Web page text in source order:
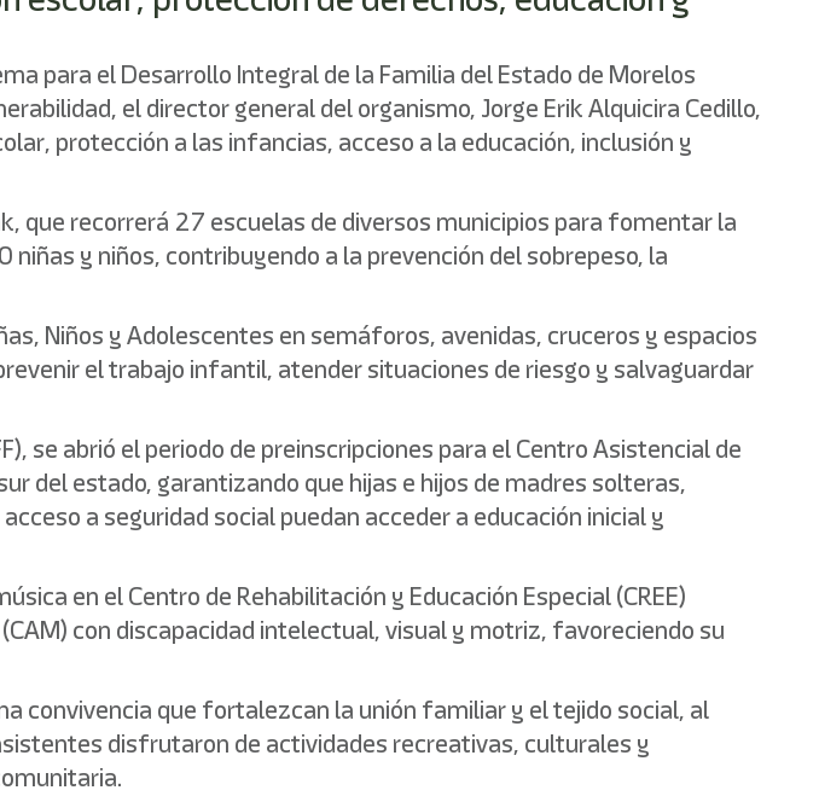
para el Desarrollo Integral de la Familia del Estado de Morelos
el director general del organismo, Jorge Erik Alquicira Cedillo,
protección a las infancias, acceso a la educación, inclusión y
que recorrerá 27 escuelas de diversos municipios para fomentar la
y niños, contribuyendo a la prevención del sobrepeso, la
Niños y Adolescentes en semáforos, avenidas, cruceros y espacios
el trabajo infantil, atender situaciones de riesgo y salvaguardar
se abrió el periodo de preinscripciones para el Centro Asistencial de
del estado, garantizando que hijas e hijos de madres solteras,
a seguridad social puedan acceder a educación inicial y
en el Centro de Rehabilitación y Educación Especial (CREE)
con discapacidad intelectual, visual y motriz, favoreciendo su
convivencia que fortalezcan la unión familiar y el tejido social, al
disfrutaron de actividades recreativas, culturales y